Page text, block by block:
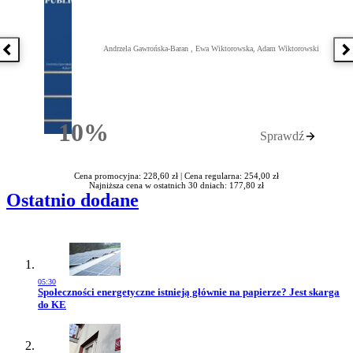
Poprzednia książka
10%Rabatu
Andrzela Gawrońska-Baran , Ewa Wiktorowska, Adam Wiktorowski
Sprawdź
Cena promocyjna: 228,60 zł | Cena regularna: 254,00 zł
Najniższa cena w ostatnich 30 dniach: 177,80 zł
Ostatnio dodane
05:30
Przejdź do artykułu:
Społeczności energetyczne istnieją głównie na papierze? Jest skarga
do KE